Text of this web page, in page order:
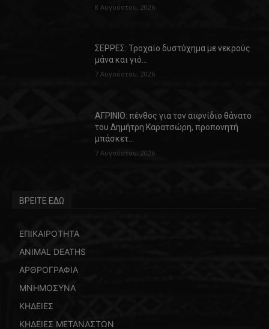
8 Αυγούστου, 2026
ΣΕΡΡΕΣ: Τροχαίο δυστύχημα με νεκρούς
μάνα και γιό…
7 Αυγούστου, 2026
ΑΓΡΙΝΙΟ: πένθος για τον αιφνίδιο θάνατο
του Δημήτρη Καρατσώρη, προπονητή
μπάσκετ…
7 Αυγούστου, 2026
ΒΡΕΙΤΕ ΕΔΩ
ΕΠΙΚΑΙΡΟΤΗΤΑ
ANIMAL DEATHS
ΑΡΘΡΟΓΡΑΦΙΑ
ΜΝΗΜΟΣΥΝΑ
ΚΗΔΕΙΕΣ
ΚΗΔΕΙΕΣ ΜΕΤΑΝΑΣΤΩΝ